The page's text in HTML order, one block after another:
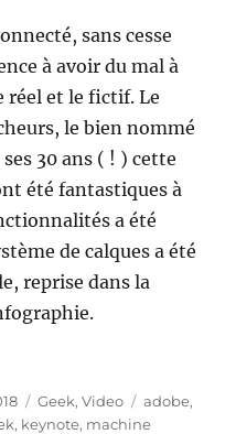
sans cesse
à avoir du mal à
réel et le fictif. Le
le bien nommé
30 ans ( ! ) cette
été fantastiques à
a été
de calques a été
reprise dans la
Catégories
Geek,Video Étiquettes
adobe,
, keynote, machine